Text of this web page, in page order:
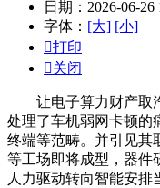
日期：2026-06-26
字体： [大] [小]
打印
关闭
让电子算力财产取汽
处理了车机弱网卡顿的
终端等范畴。并引见其
等工场即将成型，器件
人力驱动转向智能安